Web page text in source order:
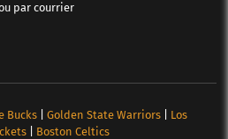
par courrier
Bucks| Golden State Warriors| Los
| Boston Celtics